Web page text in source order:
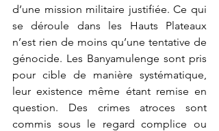
d’une mission militaire justifiée. Ce qui
se déroule dans les Hauts Plateaux
n’est rien de moins qu’une tentative de
génocide. Les Banyamulenge sont pris
pour cible de manière systématique,
leur existence même étant remise en
question. Des crimes atroces sont
commis sous le regard complice ou